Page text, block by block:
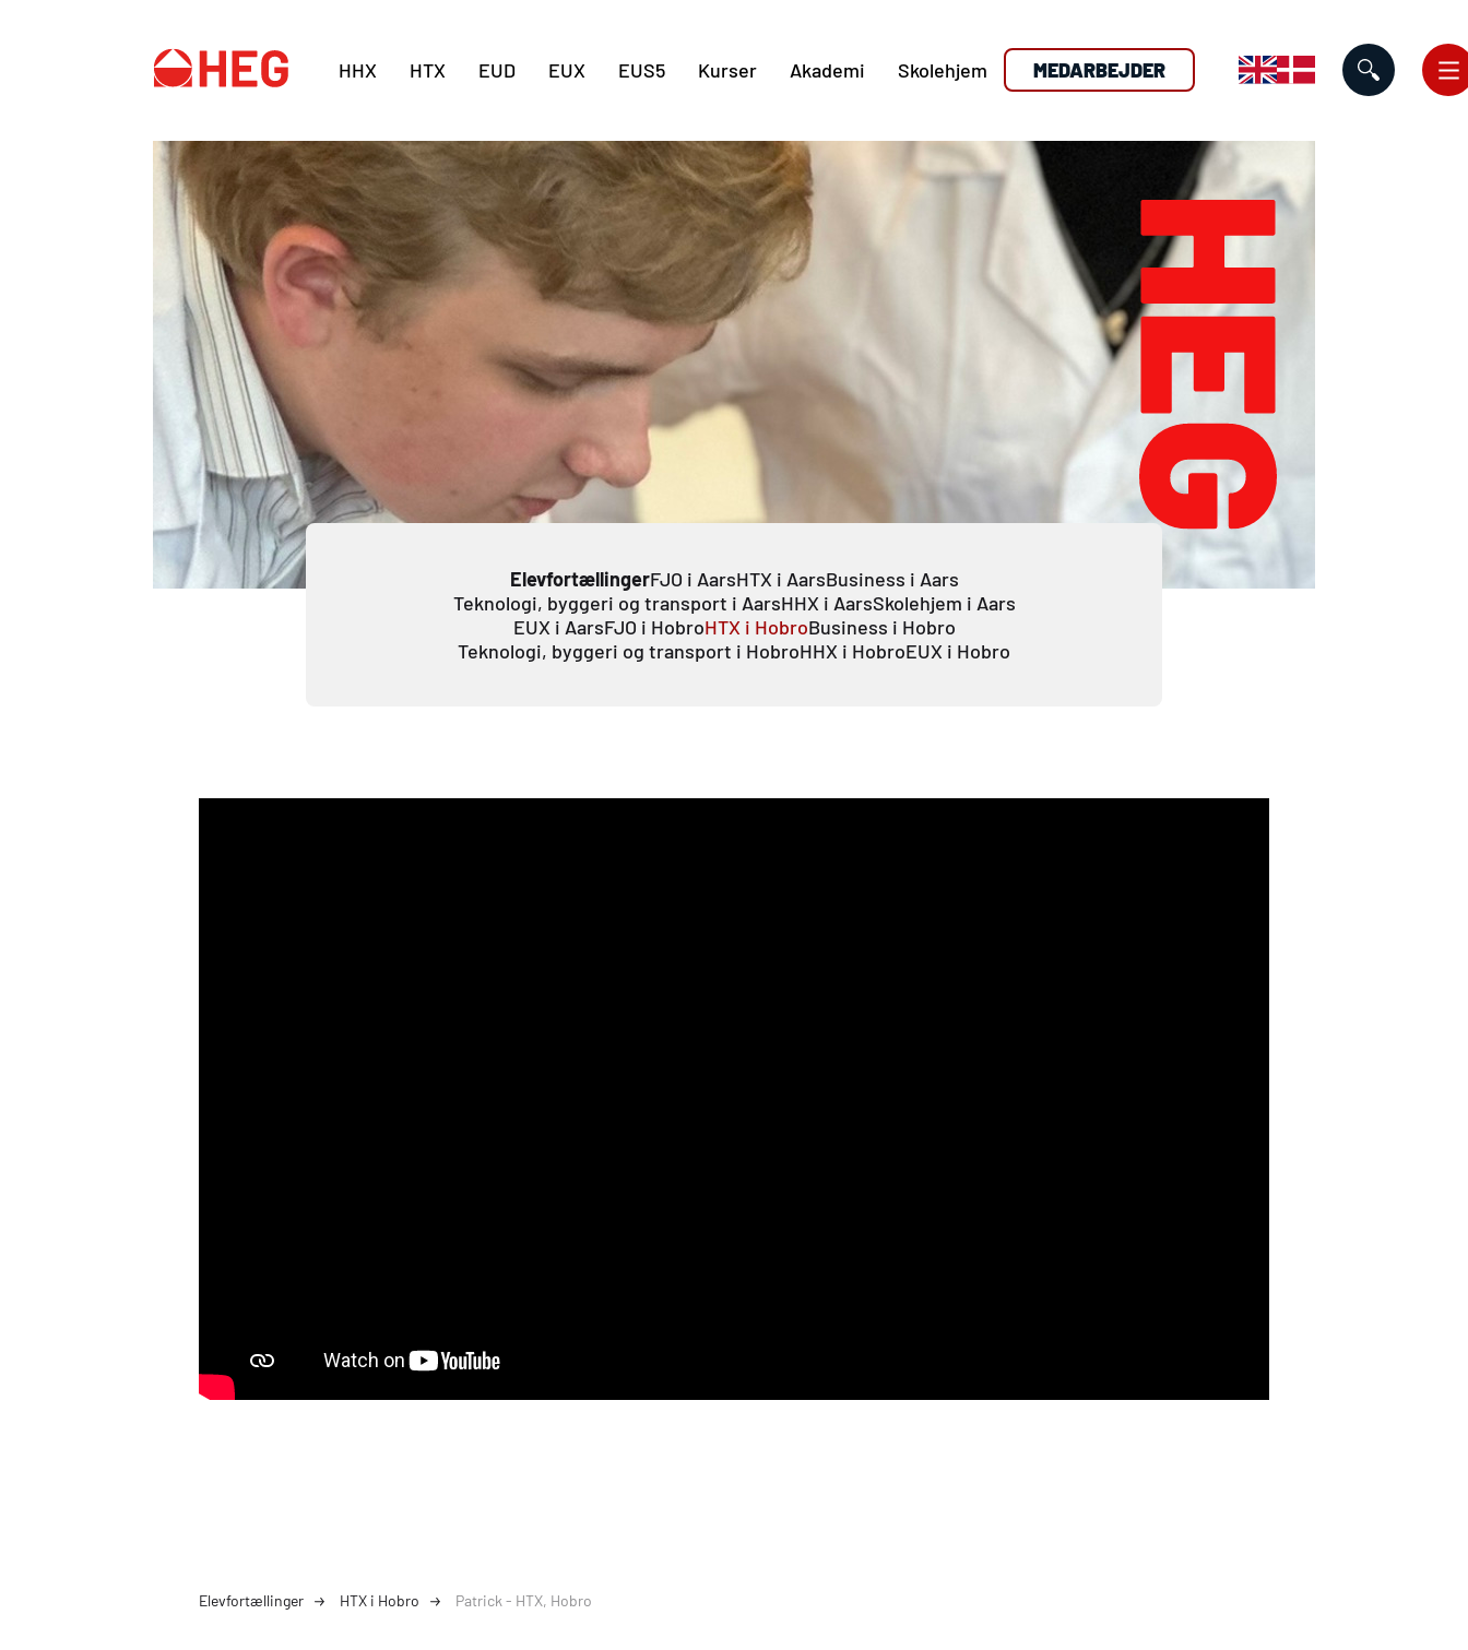
HHX HTX EUD EUX EUS5 Kurser Akademi Skolehjem MEDARBEJDER
ElevfortællingerFJO i AarsHTX i AarsBusiness i Aars
Teknologi, byggeri og transport i AarsHHX i AarsSkolehjem i Aars
EUX i AarsFJO i HobroHTX i HobroBusiness i Hobro
Teknologi, byggeri og transport i HobroHHX i HobroEUX i Hobro
Elevfortællinger HTX i Hobro Patrick - HTX, Hobro